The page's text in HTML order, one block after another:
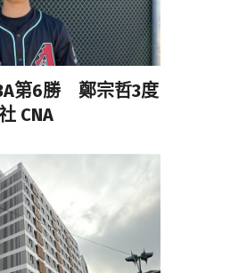
第6勝 鄭宗哲3度
CNA